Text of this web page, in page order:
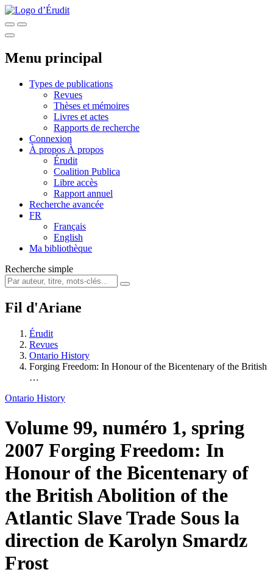
Menu principal
Types de publications
Revues
Thèses et mémoires
Livres et actes
Rapports de recherche
Connexion
À propos À propos
Érudit
Coalition Publica
Libre accès
Rapport annuel
Recherche avancée
FR
Français
English
Ma bibliothèque
Recherche simple
Fil d'Ariane
Érudit
Revues
Ontario History
Forging Freedom: In Honour of the Bicentenary of the British
…
Ontario History
Volume 99, numéro 1, spring
2007 Forging Freedom: In
Honour of the Bicentenary of
the British Abolition of the
Atlantic Slave Trade Sous la
direction de Karolyn Smardz
Frost